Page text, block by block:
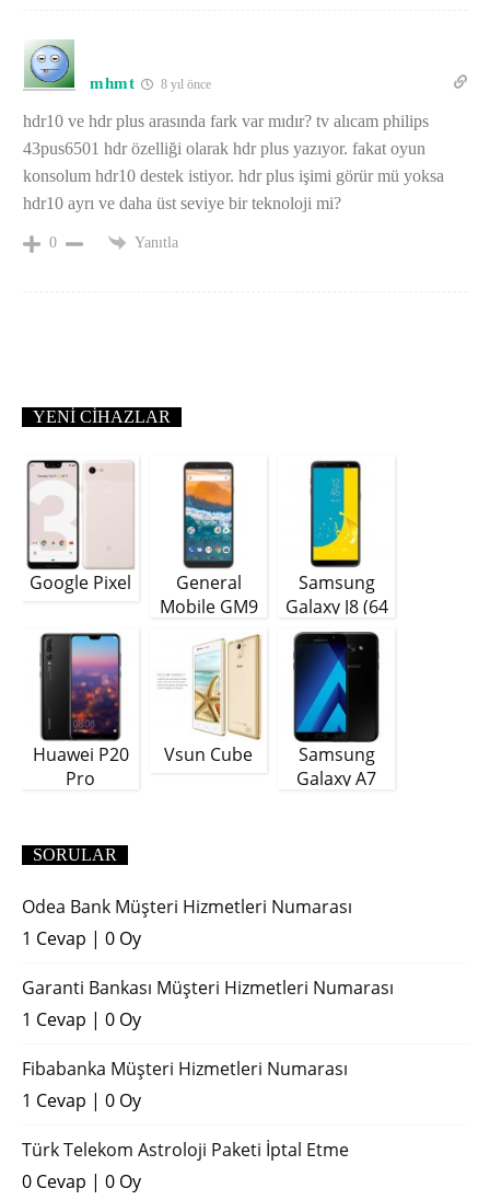
mhmt 8 yıl önce
hdr10 ve hdr plus arasında fark var mıdır? tv alıcam philips
43pus6501 hdr özelliği olarak hdr plus yazıyor. fakat oyun
konsolum hdr10 destek istiyor. hdr plus işimi görür mü yoksa
hdr10 ayrı ve daha üst seviye bir teknoloji mi?
0 Yanıtla
YENI CIHAZLAR
Google Pixel
General
Mobile GM9
Samsung
Galaxy J8 (64
GB)
Huawei P20
Pro
Vsun Cube
Samsung
Galaxy A7
SORULAR
Odea Bank Müşteri Hizmetleri Numarası
1 Cevap | 0 Oy
Garanti Bankası Müşteri Hizmetleri Numarası
1 Cevap | 0 Oy
Fibabanka Müşteri Hizmetleri Numarası
1 Cevap | 0 Oy
Türk Telekom Astroloji Paketi İptal Etme
0 Cevap | 0 Oy